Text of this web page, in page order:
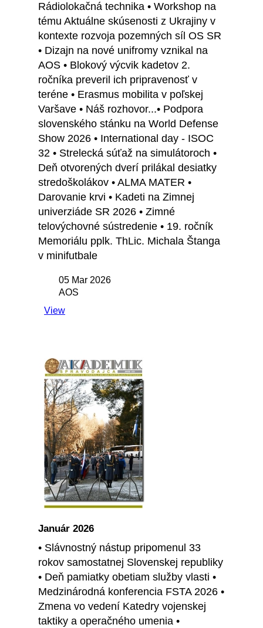
Rádiolokačná technika • Workshop na
tému Aktuálne skúsenosti z Ukrajiny v
kontexte rozvoja pozemných síl OS SR
• Dizajn na nové unifromy vznikal na
AOS • Blokový výcvik kadetov 2.
ročníka preveril ich pripravenosť v
teréne • Erasmus mobilita v poľskej
Varšave • Náš rozhovor...• Podpora
slovenského stánku na World Defense
Show 2026 • International day - ISOC
32 • Strelecká súťaž na simulátoroch •
Deň otvorených dverí prilákal desiatky
stredoškolákov • ALMA MATER •
Darovanie krvi • Kadeti na Zimnej
univerziáde SR 2026 • Zimné
telovýchovné sústredenie • 19. ročník
Memoriálu pplk. ThLic. Michala Štanga
v minifutbale
05 Mar 2026
AOS
View
Január 2026
• Slávnostný nástup pripomenul 33
rokov samostatnej Slovenskej republiky
• Deň pamiatky obetiam služby vlasti •
Medzinárodná konferencia FSTA 2026 •
Zmena vo vedení Katedry vojenskej
taktiky a operačného umenia •